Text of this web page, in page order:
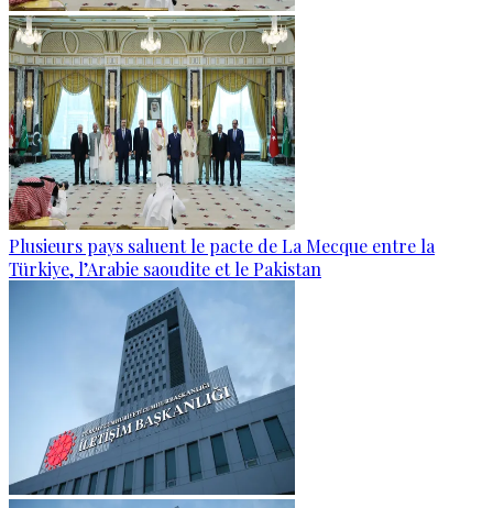
Plusieurs pays saluent le pacte de La Mecque entre la
Türkiye, l’Arabie saoudite et le Pakistan